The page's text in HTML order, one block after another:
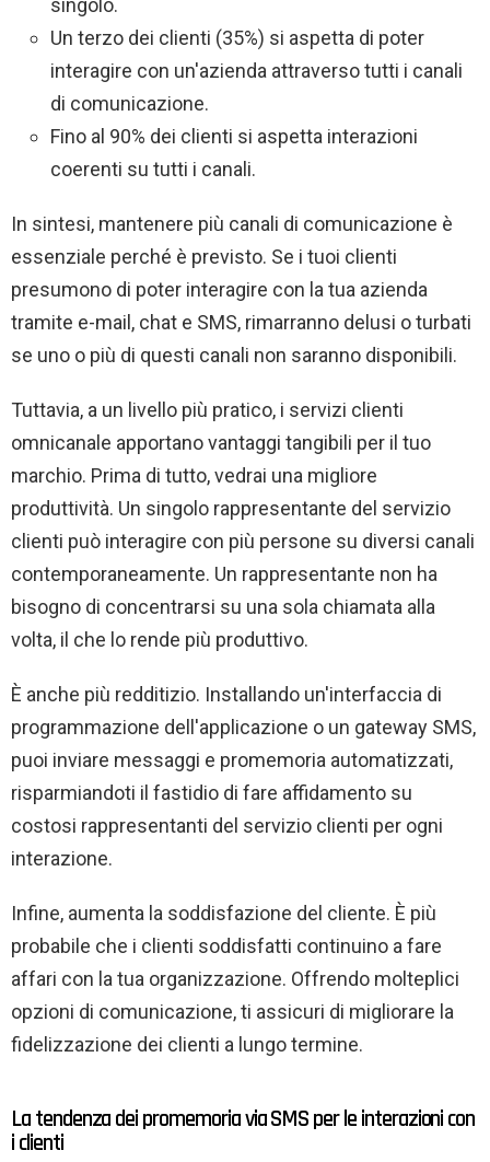
Un terzo dei clienti (35%) si aspetta di poter
interagire con un'azienda attraverso tutti i canali
di comunicazione.
Fino al 90% dei clienti si aspetta interazioni
coerenti su tutti i canali.
In sintesi, mantenere più canali di comunicazione è
essenziale perché è previsto. Se i tuoi clienti
presumono di poter interagire con la tua azienda
tramite e-mail, chat e SMS, rimarranno delusi o turbati
se uno o più di questi canali non saranno disponibili.
Tuttavia, a un livello più pratico, i servizi clienti
omnicanale apportano vantaggi tangibili per il tuo
marchio. Prima di tutto, vedrai una migliore
produttività. Un singolo rappresentante del servizio
clienti può interagire con più persone su diversi canali
contemporaneamente. Un rappresentante non ha
bisogno di concentrarsi su una sola chiamata alla
volta, il che lo rende più produttivo.
È anche più redditizio. Installando un'interfaccia di
programmazione dell'applicazione o un gateway SMS,
puoi inviare messaggi e promemoria automatizzati,
risparmiandoti il ​​fastidio di fare affidamento su
costosi rappresentanti del servizio clienti per ogni
interazione.
Infine, aumenta la soddisfazione del cliente. È più
probabile che i clienti soddisfatti continuino a fare
affari con la tua organizzazione. Offrendo molteplici
opzioni di comunicazione, ti assicuri di migliorare la
fidelizzazione dei clienti a lungo termine.
La tendenza dei promemoria via SMS per le interazioni con
i clienti